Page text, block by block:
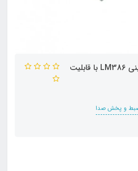
ماژول آمپلی فایر مینی LM386 با قابلیت
و پخش صدا